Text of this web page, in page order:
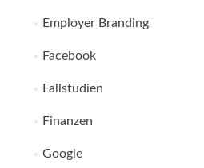
Employer Branding
Facebook
Fallstudien
Finanzen
Google